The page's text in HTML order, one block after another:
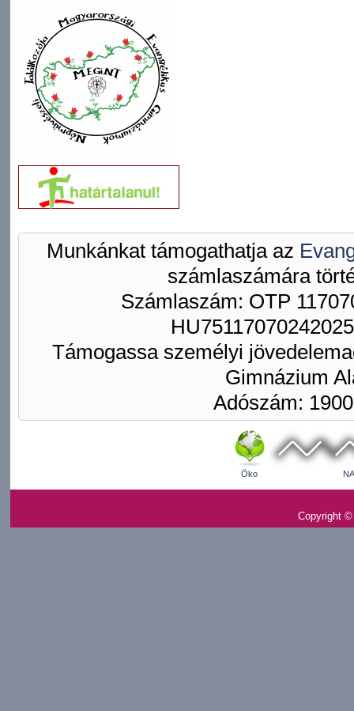
Munkánkat támogathatja az
számlaszámára
Számlaszám: OTP
Támogassa személyi
Gimnázium
Adószám:
Öko
Copyright